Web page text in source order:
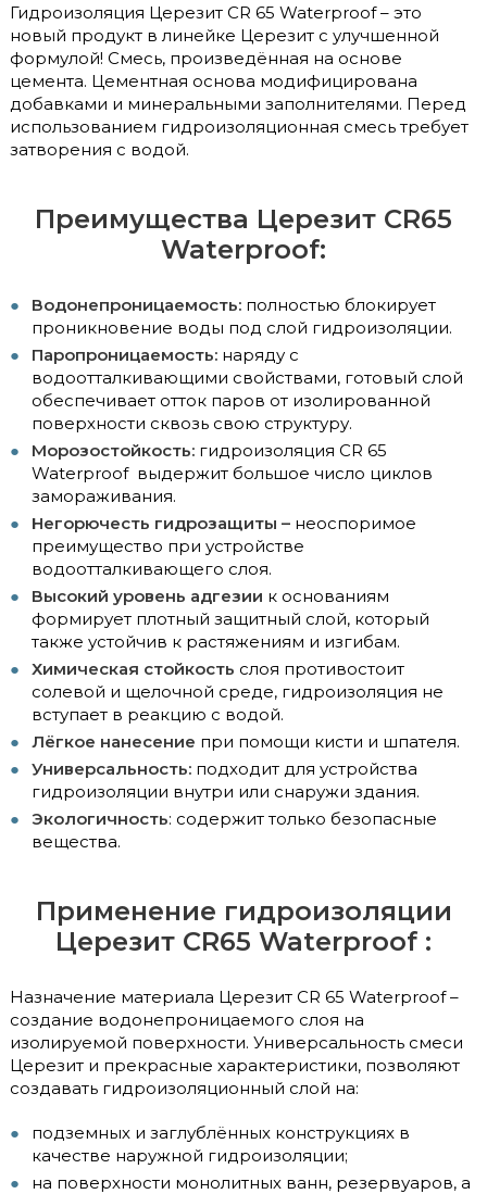
Гидроизоляция Церезит CR 65 Waterproof – это
новый продукт в линейке Церезит с улучшенной
формулой! Смесь, произведённая на основе
цемента. Цементная основа модифицирована
добавками и минеральными заполнителями. Перед
использованием гидроизоляционная смесь требует
затворения с водой.
Преимущества Церезит CR65
Waterproof:
Водонепроницаемость: полностью блокирует
проникновение воды под слой гидроизоляции.
Паропроницаемость: наряду с
водоотталкивающими свойствами, готовый слой
обеспечивает отток паров от изолированной
поверхности сквозь свою структуру.
Морозостойкость: гидроизоляция CR 65
Waterproof выдержит большое число циклов
замораживания.
Негорючесть гидрозащиты – неоспоримое
преимущество при устройстве
водоотталкивающего слоя.
Высокий уровень адгезии к основаниям
формирует плотный защитный слой, который
также устойчив к растяжениям и изгибам.
Химическая стойкость слоя противостоит
солевой и щелочной среде, гидроизоляция не
вступает в реакцию с водой.
Лёгкое нанесение при помощи кисти и шпателя.
Универсальность: подходит для устройства
гидроизоляции внутри или снаружи здания.
Экологичность: содержит только безопасные
вещества.
Применение гидроизоляции
Церезит CR65 Waterproof :
Назначение материала Церезит CR 65 Waterproof –
создание водонепроницаемого слоя на
изолируемой поверхности. Универсальность смеси
Церезит и прекрасные характеристики, позволяют
создавать гидроизоляционный слой на:
подземных и заглублённых конструкциях в
качестве наружной гидроизоляции;
на поверхности монолитных ванн, резервуаров, а